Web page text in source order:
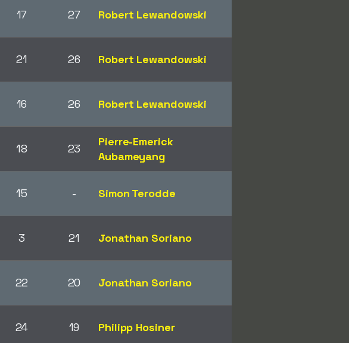
17 27 Robert Lewandowski
21 26 Robert Lewandowski
16 26 Robert Lewandowski
18 23
Pierre-Emerick
Aubameyang
15 - Simon Terodde
3 21 Jonathan Soriano
22 20 Jonathan Soriano
24 19 Philipp Hosiner